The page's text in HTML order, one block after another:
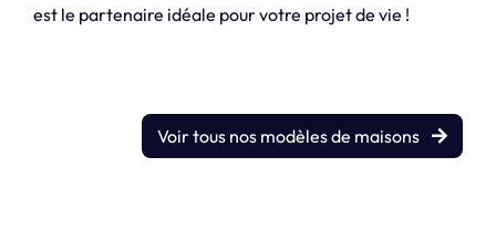
est le partenaire idéale pour votre projet de vie !
Voir tous nos modèles de maisons